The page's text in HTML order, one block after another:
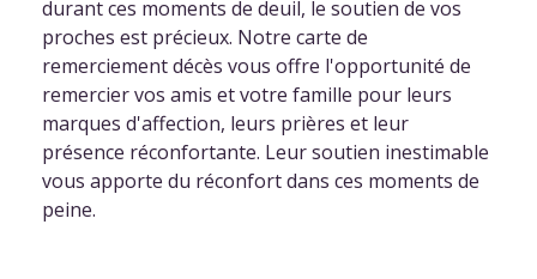
durant ces moments de deuil, le soutien de vos
proches est précieux. Notre carte de
remerciement décès vous offre l'opportunité de
remercier vos amis et votre famille pour leurs
marques d'affection, leurs prières et leur
présence réconfortante. Leur soutien inestimable
vous apporte du réconfort dans ces moments de
peine.